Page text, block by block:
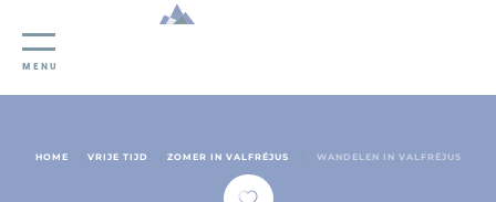
MENU
HOME VRIJE TIJD ZOMER IN VALFRÉJUS WANDELEN IN VALFRÉJUS